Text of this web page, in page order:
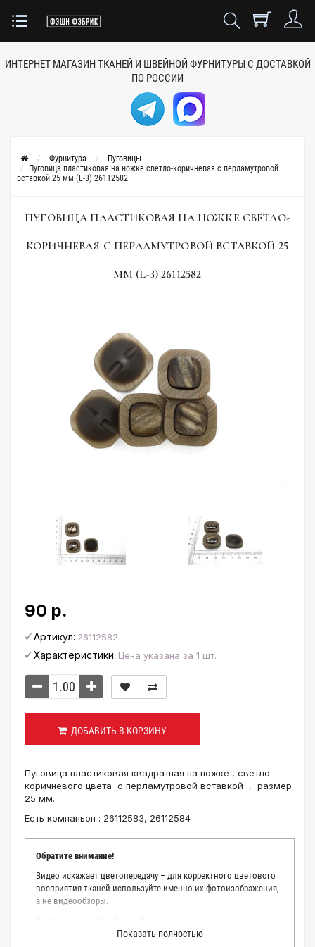
ИНТЕРНЕТ МАГАЗИН ТКАНЕЙ И ШВЕЙНОЙ ФУРНИТУРЫ С ДОСТАВКОЙ
ПО РОССИИ
Фурнитура
Пуговицы
Пуговица пластиковая на ножке светло-коричневая с перламутровой
вставкой 25 мм (L-3) 26112582
ПУГОВИЦА ПЛАСТИКОВАЯ НА НОЖКЕ СВЕТЛО-
КОРИЧНЕВАЯ С ПЕРЛАМУТРОВОЙ ВСТАВКОЙ 25
ММ (L-3) 26112582
90 р.
Артикул: 26112582
Характеристики: Цена указана за 1 шт.
ДОБАВИТЬ В КОРЗИНУ
Пуговица пластиковая квадратная на ножке , светло-
коричневого цвета с перламутровой вставкой , размер
25 мм.
Есть компаньон : 26112583, 26112584
Обратите внимание!
Видео искажает цветопередачу – для корректного цветового
восприятия тканей используйте именно их фотоизображения,
а не видеообзоры.
Мы делаем все возможное, чтобы точно описать цвет каждой
Показать полностью